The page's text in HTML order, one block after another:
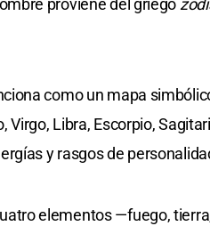
proviene del griego
como un mapa
Virgo, Libra, Escorpio,
y rasgos de
elementos —fuego,